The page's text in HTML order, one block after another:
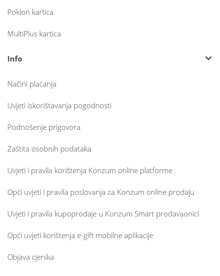
Poklon kartica
MultiPlus kartica
Info
Načini plaćanja
Uvjeti iskorištavanja pogodnosti
Podnošenje prigovora
Zaštita osobnih podataka
Uvjeti i pravila korištenja Konzum online platforme
Opći uvjeti i pravila poslovanja za Konzum online prodaju
Uvjeti i pravila kupoprodaje u Konzum Smart prodavaonici
Opći uvjeti korištenja e-gift mobilne aplikacije
Objava cjenika